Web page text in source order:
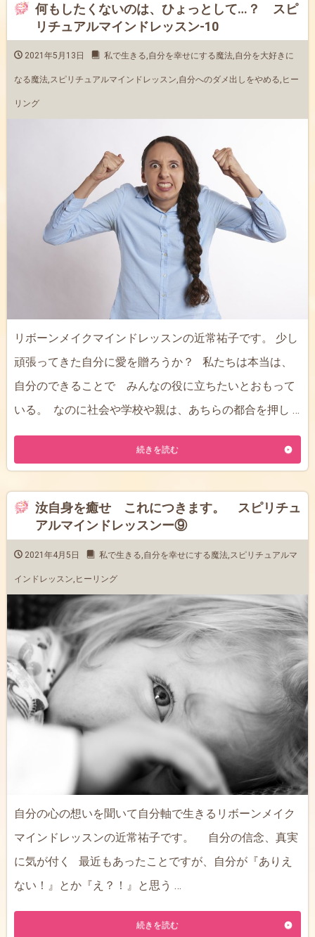
何もしたくないのは、ひょっとして…？ スピ
リチュアルマインドレッスン-10
2021年5月13日 私で生きる,自分を幸せにする魔法,自分を大好きに
なる魔法,スピリチュアルマインドレッスン,自分へのダメ出しをやめる, ヒー
リング
リボーンメイクマインドレッスンの近常祐子です。 少し
頑張ってきた自分に愛を贈ろうか？ 私たちは本当は、
自分のできることで みんなの役に立ちたいとおもって
いる。 なのに社会や学校や親は、あちらの都合を押し …
続きを読む
汝自身を癒せ これにつきます。 スピリチュ
アルマインドレッスンー⑨
2021年4月5日 私で生きる 自分を幸せにする魔法 スピリチュアルマ
インドレッスン ヒーリング
自分の心の想いを聞いて自分軸で生きるリボーンメイク
マインドレッスンの近常祐子です。 自分の信念、真実
に気が付く 最近もあったことですが、自分が『ありえ
ない！』とか『え？！』と思う …
続きを読む